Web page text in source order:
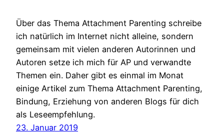
Über das Thema Attachment Parenting schreibe
ich natürlich im Internet nicht alleine, sondern
gemeinsam mit vielen anderen Autorinnen und
Autoren setze ich mich für AP und verwandte
Themen ein. Daher gibt es einmal im Monat
einige Artikel zum Thema Attachment Parenting,
Bindung, Erziehung von anderen Blogs für dich
als Leseempfehlung.
23. Januar 2019